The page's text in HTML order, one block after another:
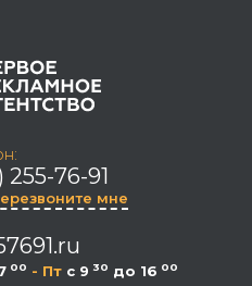
255-76-91
мне
00 - Пт c 9 30 до 16 00